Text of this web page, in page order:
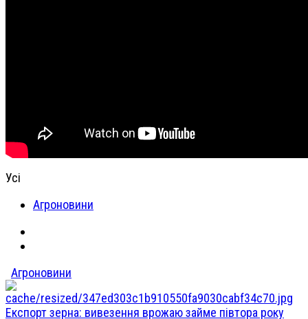
Усі
Агроновини
Агроновини
Експорт зерна: вивезення врожаю займе півтора року